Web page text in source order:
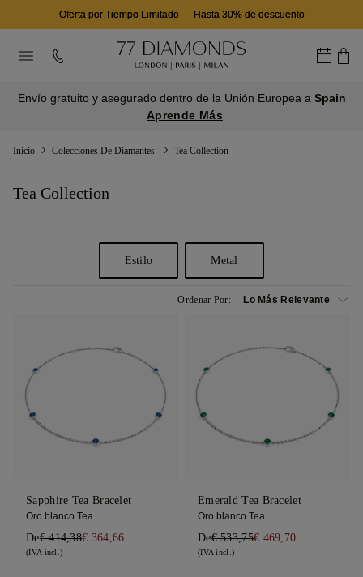
Oferta por Tiempo Limitado— Hasta 30% de descuento
Envío gratuito y asegurado dentro de la Unión Europea a Spain
Aprende Más
Inicio Colecciones De Diamantes Tea Collection
Tea Collection
Estilo Metal
Ordenar Por:
Sapphire Tea Bracelet
Oro blanco Tea
De€ 414,38€ 364,66
(IVA incl.)
Emerald Tea Bracelet
Oro blanco Tea
De€ 533,75€ 469,70
(IVA incl.)